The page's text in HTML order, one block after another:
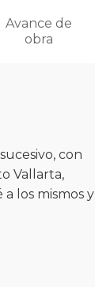
Avance de
obra
con
Vallarta,
los mismos y